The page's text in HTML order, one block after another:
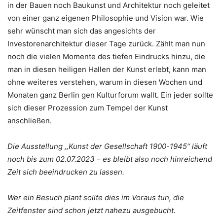
in der Bauen noch Baukunst und Architektur noch geleitet
von einer ganz eigenen Philosophie und Vision war. Wie
sehr wünscht man sich das angesichts der
Investorenarchitektur dieser Tage zurück. Zählt man nun
noch die vielen Momente des tiefen Eindrucks hinzu, die
man in diesen heiligen Hallen der Kunst erlebt, kann man
ohne weiteres verstehen, warum in diesen Wochen und
Monaten ganz Berlin gen Kulturforum wallt. Ein jeder sollte
sich dieser Prozession zum Tempel der Kunst
anschließen.
Die Ausstellung ,,Kunst der Gesellschaft 1900-1945‘‘ läuft
noch bis zum 02.07.2023 – es bleibt also noch hinreichend
Zeit sich beeindrucken zu lassen.
Wer ein Besuch plant sollte dies im Voraus tun, die
Zeitfenster sind schon jetzt nahezu ausgebucht.